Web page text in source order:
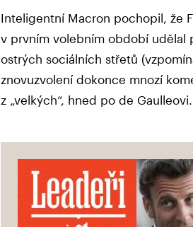
Inteligentní Macron pochopil, že
v prvním volebním období udělal
ostrých sociálních střetů
znovuzvolení dokonce mnozí
z „velkých“, hned po de Gaulleovi.